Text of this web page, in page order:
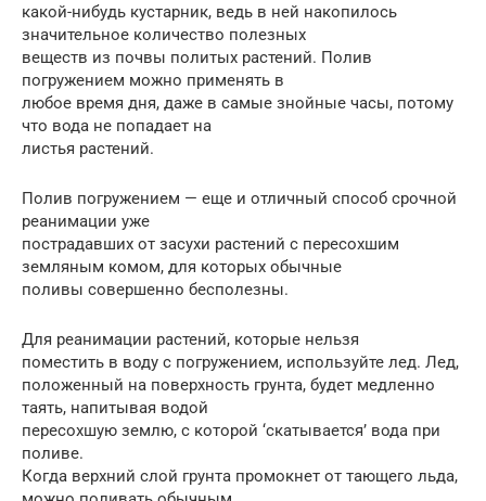
какой-нибудь кустарник, ведь в ней накопилось
значительное количество полезных
веществ из почвы политых растений. Полив
погружением можно применять в
любое время дня, даже в самые знойные часы, потому
что вода не попадает на
листья растений.
Полив погружением — еще и отличный способ срочной
реанимации уже
пострадавших от засухи растений с пересохшим
земляным комом, для которых обычные
поливы совершенно бесполезны.
Для реанимации растений, которые нельзя
поместить в воду с погружением, используйте лед. Лед,
положенный на поверхность грунта, будет медленно
таять, напитывая водой
пересохшую землю, с которой ‘скатывается’ вода при
поливе.
Когда верхний слой грунта промокнет от тающего льда,